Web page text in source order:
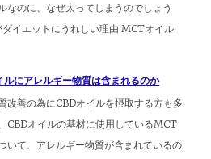
なのに、なぜ太ってしまうのでしょう
イエットにうれしい理由 MCTオイル
にアレルギー物質は含まれるのか
改善の為にCBDオイルを摂取する方も多
CBDオイルの基材に使用しているMCT
いて、アレルギー物質が含まれているの